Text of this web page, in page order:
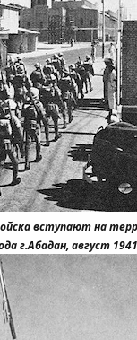
вступают на
г.Абадан, август